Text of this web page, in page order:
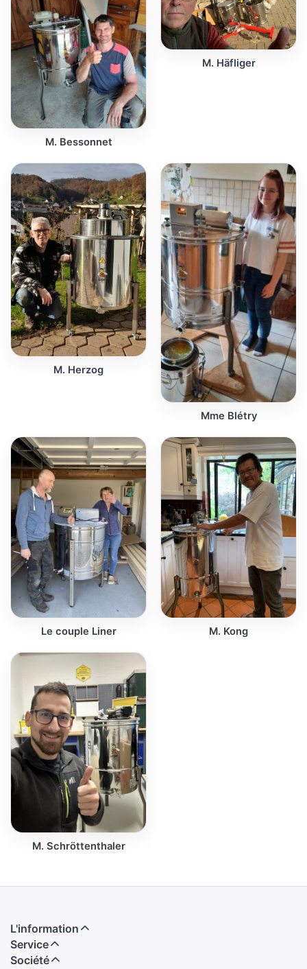
M. Bessonnet
M. Häfliger
M. Herzog
Mme Blétry
Le couple Liner M. Kong
M. Schröttenthaler
L'information
Service
Société